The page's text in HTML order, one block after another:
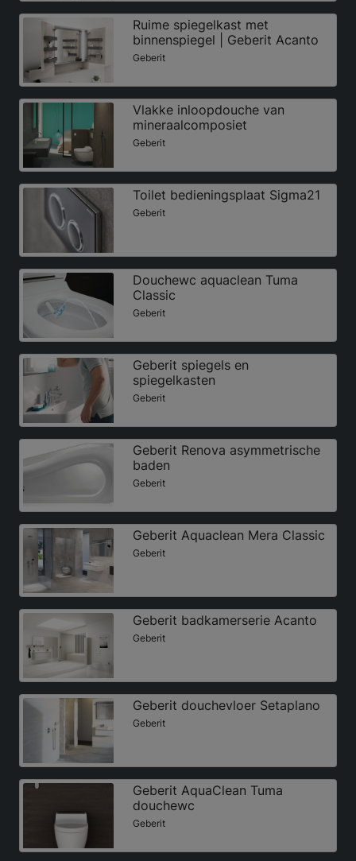
Ruime spiegelkast met
binnenspiegel | Geberit Acanto
Geberit
Vlakke inloopdouche van
mineraalcomposiet
Geberit
Toilet bedieningsplaat Sigma21
Geberit
Douchewc aquaclean Tuma
Classic
Geberit
Geberit spiegels en
spiegelkasten
Geberit
Geberit Renova asymmetrische
baden
Geberit
Geberit Aquaclean Mera Classic
Geberit
Geberit badkamerserie Acanto
Geberit
Geberit douchevloer Setaplano
Geberit
Geberit AquaClean Tuma
douchewc
Geberit